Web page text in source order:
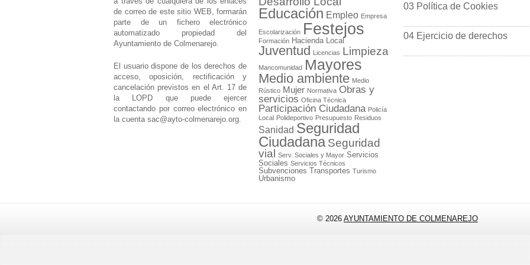
de correo de este sitio WEB, formarán
parte de un fichero electrónico
automatizado propiedad del
Ayuntamiento de Colmenarejo.
El usuario dispone de los derechos de
acceso, oposición, rectificación y
cancelación previstos en el Art. 17 de
la LOPD que puede ejercer
contactando por correo electrónico en
la cuenta sac@ayto-colmenarejo.org.
Educación Empleo Empresa
Escolarización Festejos
Formación Hacienda Local
Juventud Licencias Limpieza
Mancomunidad Mayores
Medio ambiente Medio
Rústico Mujer Normativa Obras y
servicios Oficina Técnica
Participación Ciudadana Policía
Local Polideportivo Presupuesto Residuos
Sanidad Seguridad
Ciudadana Seguridad
vial
Serv. Sociales y Mayor Servicios
Sociales Servicios Técnicos
Subvenciones Transportes Turismo
Urbanismo
03 Política de Cookies
04 Ejercicio de derechos
© 2026 AYUNTAMIENTO DE COLMENAREJO